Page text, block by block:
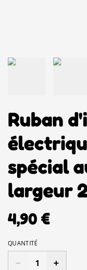
Ruban
spécial
largeur
4,90 €
QUANTITÉ